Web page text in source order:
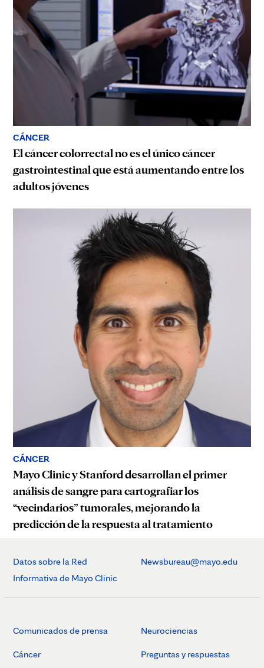
CÁNCER
El cáncer colorrectal no es el único cáncer
gastrointestinal que está aumentando entre los
adultos jóvenes
CÁNCER
Mayo Clinic y Stanford desarrollan el primer
análisis de sangre para cartografiar los
“vecindarios” tumorales, mejorando la
predicción de la respuesta al tratamiento
Datos sobre la Red
Informativa de Mayo Clinic
Newsbureau@mayo.edu
Comunicados de prensa
Cáncer
Neurociencias
Preguntas y respuestas